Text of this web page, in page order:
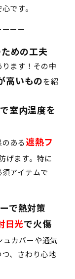
です。
ーー
めの工夫
ます！その中
高いものを紹
室内温度を
ある遮熱フ
げます。特に
アイテムで
で熱対策
日光で火傷
ュカバーや通気
、さわり心地